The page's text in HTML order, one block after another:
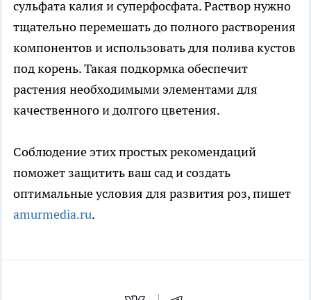
сульфата калия и суперфосфата. Раствор нужно
тщательно перемешать до полного растворения
компонентов и использовать для полива кустов
под корень. Такая подкормка обеспечит
растения необходимыми элементами для
качественного и долгого цветения.
Соблюдение этих простых рекомендаций
поможет защитить ваш сад и создать
оптимальные условия для развития роз, пишет
amurmedia.ru.